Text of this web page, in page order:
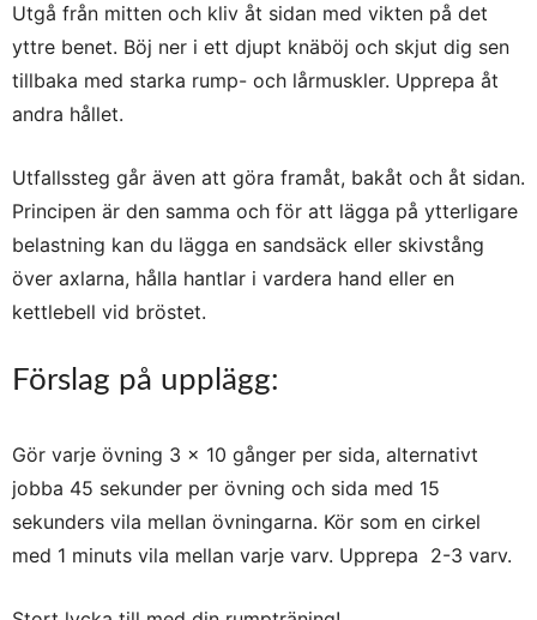
Utgå från mitten och kliv åt sidan med vikten på det
yttre benet. Böj ner i ett djupt knäböj och skjut dig sen
tillbaka med starka rump- och lårmuskler. Upprepa åt
andra hållet.
Utfallssteg går även att göra framåt, bakåt och åt sidan.
Principen är den samma och för att lägga på ytterligare
belastning kan du lägga en sandsäck eller skivstång
över axlarna, hålla hantlar i vardera hand eller en
kettlebell vid bröstet.
Förslag på upplägg:
Gör varje övning 3 x 10 gånger per sida, alternativt
jobba 45 sekunder per övning och sida med 15
sekunders vila mellan övningarna. Kör som en cirkel
med 1 minuts vila mellan varje varv. Upprepa 2-3 varv.